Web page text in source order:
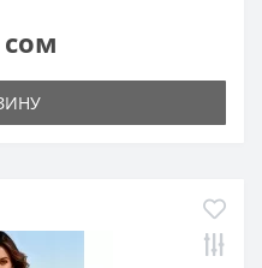
сом